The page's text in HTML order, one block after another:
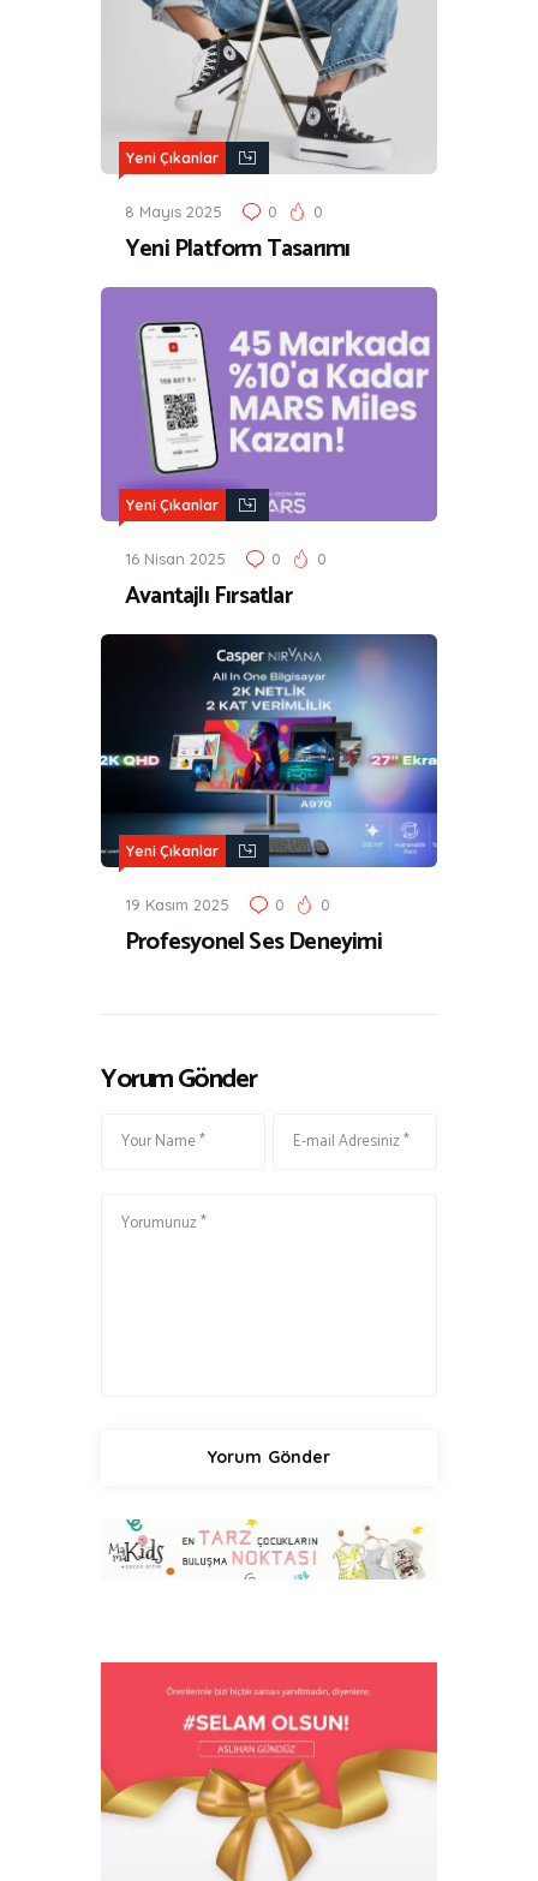
Yeni Çıkanlar
8 Mayıs 2025 0 0
Yeni Platform Tasarımı
Yeni Çıkanlar
16 Nisan 2025 0 0
Avantajlı Fırsatlar
Yeni Çıkanlar
19 Kasım 2025 0 0
Profesyonel Ses Deneyimi
Yorum Gönder